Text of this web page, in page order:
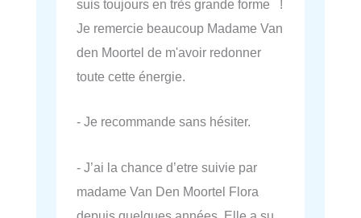
suis toujours en très grande forme !
Je remercie beaucoup Madame Van
den Moortel de m'avoir redonner
toute cette énergie.
- Je recommande sans hésiter.
- J’ai la chance d’etre suivie par
madame Van Den Moortel Flora